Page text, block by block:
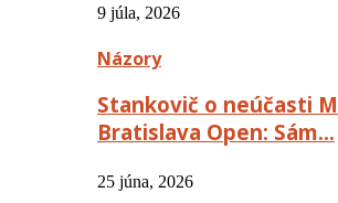
9 júla, 2026
Názory
Stankovič o neúčasti
Bratislava Open: Sám…
25 júna, 2026